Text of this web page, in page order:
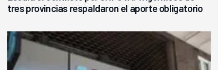
tres provincias respaldaron el aporte obligatorio